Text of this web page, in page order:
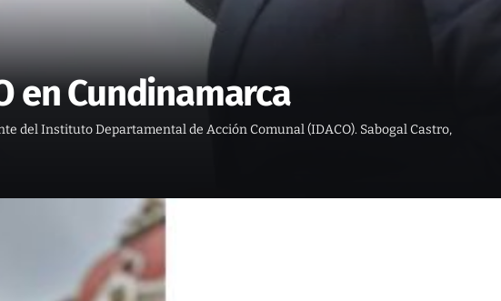
en Cundinamarca
del Instituto Departamental de Acción Comunal (IDACO). Sabogal Castro,